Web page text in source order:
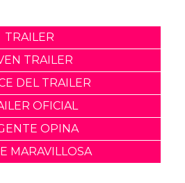
TRAILER
TRAILER
DEL TRAILER
OFICIAL
OPINA
MARAVILLOSA